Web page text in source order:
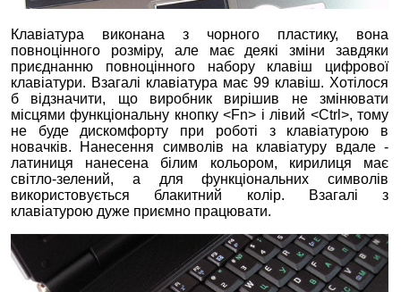
Клавіатура виконана з чорного пластику, вона
повноцінного розміру, але має деякі зміни завдяки
приєднанню повноцінного набору клавіш цифрової
клавіатури. Взагалі клавіатура має 99 клавіш. Хотілося
б відзначити, що виробник вирішив не змінювати
місцями функціональну кнопку <Fn> і лівий <Ctrl>, тому
не буде дискомфорту при роботі з клавіатурою в
новачків. Нанесення символів на клавіатуру вдале -
латиниця нанесена білим кольором, кирилиця має
світло-зелений, а для функціональних символів
використовується блакитний колір. Взагалі з
клавіатурою дуже приємно працювати.